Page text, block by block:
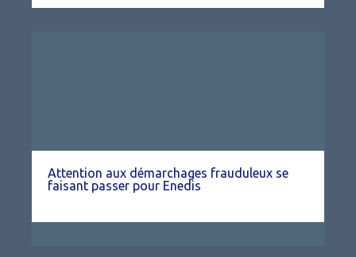
Attention aux démarchages frauduleux se
faisant passer pour Enedis